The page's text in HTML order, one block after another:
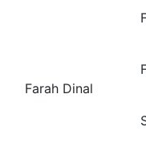
Farah Dinal